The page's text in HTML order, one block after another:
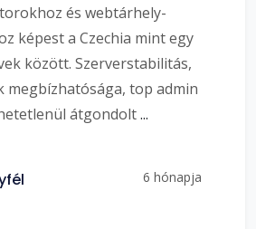
és webtárhely-
képest a Czechia mint egy
között. Szerverstabilitás,
megbízhatósága, top admin
átgondolt...
6 hónapja